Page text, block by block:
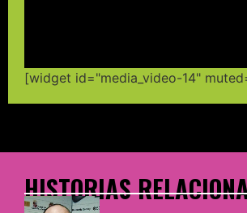
[widget id="media_video-14"
HISTORIAS